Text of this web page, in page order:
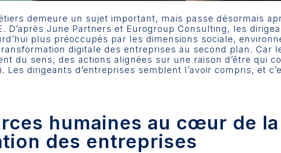
demeure un sujet important, mais passe désormais
D’après June Partners et Eurogroup Consulting, les
plus préoccupés par les dimensions sociale,
digitale des entreprises au second plan. Car
du sens, des actions alignées sur une raison d’être qui
Les dirigeants d’entreprises semblent l’avoir compris, et
humaines au cœur de la
des entreprises